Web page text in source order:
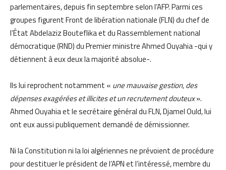
parlementaires, depuis fin septembre selon l’AFP. Parmi ces
groupes figurent Front de libération nationale (FLN) du chef de
l’État Abdelaziz Bouteflika et du Rassemblement national
démocratique (RND) du Premier ministre Ahmed Ouyahia -qui y
détiennent à eux deux la majorité absolue-.
Ils lui reprochent notamment « une mauvaise gestion, des
dépenses exagérées et illicites et un recrutement douteux».
Ahmed Ouyahia et le secrétaire général du FLN, Djamel Ould, lui
ont eux aussi publiquement demandé de démissionner.
Ni la Constitution ni la loi algériennes ne prévoient de procédure
pour destituer le président de l’APN et l’intéressé, membre du